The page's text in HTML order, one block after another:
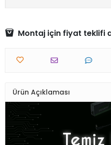
Montaj için fiyat teklifi
Ürün Açıklaması